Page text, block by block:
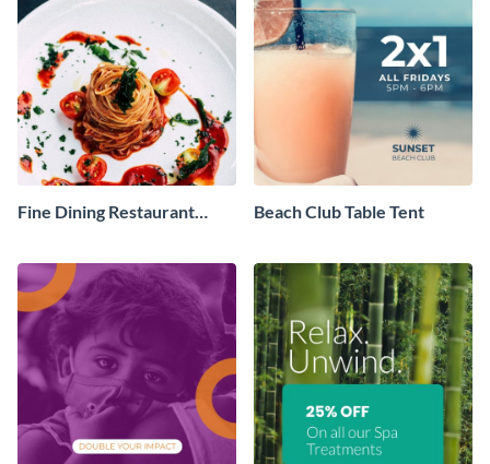
Fine Dining Restaurant
Beach Club Table Tent